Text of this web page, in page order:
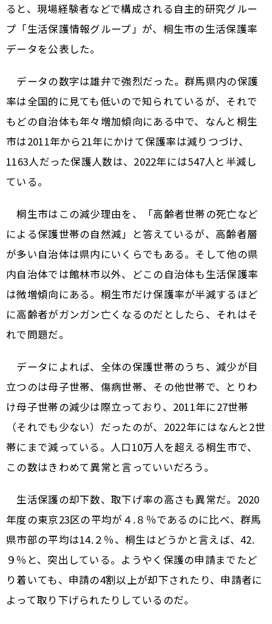
ると、現場経験者などで構成される自主的研究グルー
プ「生活保護情報グループ」が、桐生市の生活保護率
データを公表した。
データの数字は雄弁で強烈だった。群馬県内の保護
率は全国的に見ても低いので知られているが、それで
もどの自治体も年々増加傾向にある中で、なんと桐生
市は2011年から21年にかけて保護率は減りつづけ、
1163人だった保護人数は、2022年には547人と半減し
ている。
桐生市はこの減少理由を、「高齢者世帯の死亡など
による保護世帯の自然減」と答えているが、高齢者層
が多い自治体は県内にいくらでもある。そして他の県
内自治体では館林市以外、どこの自治体も生活保護率
は微増傾向にある。桐生市だけ保護率が半減するほど
に高齢者がガンガン亡くなるのだとしたら、それはそ
れで問題だ。
データによれば、全体の保護世帯のうち、減少が目
立つのは母子世帯、傷病世帯、その他世帯で、とりわ
け母子世帯の減少は際立っており、2011年に27世帯
（それでも少ない）だったのが、2022年にはなんと2世
帯にまで減っている。人口10万人を超える桐生市で、
この数はきわめて異常と言っていいだろう。
生活保護の却下数、取下げ率の高さも異常だ。2020
年度の東京23区の平均が４.８％であるのに比べ、群馬
県市部の平均は14.２％、桐生はどうかと言えば、42.
９％と、突出している。ようやく保護の申請までたど
り着いても、申請の4割以上が却下されたり、申請者に
よって取り下げられたりしているのだ。